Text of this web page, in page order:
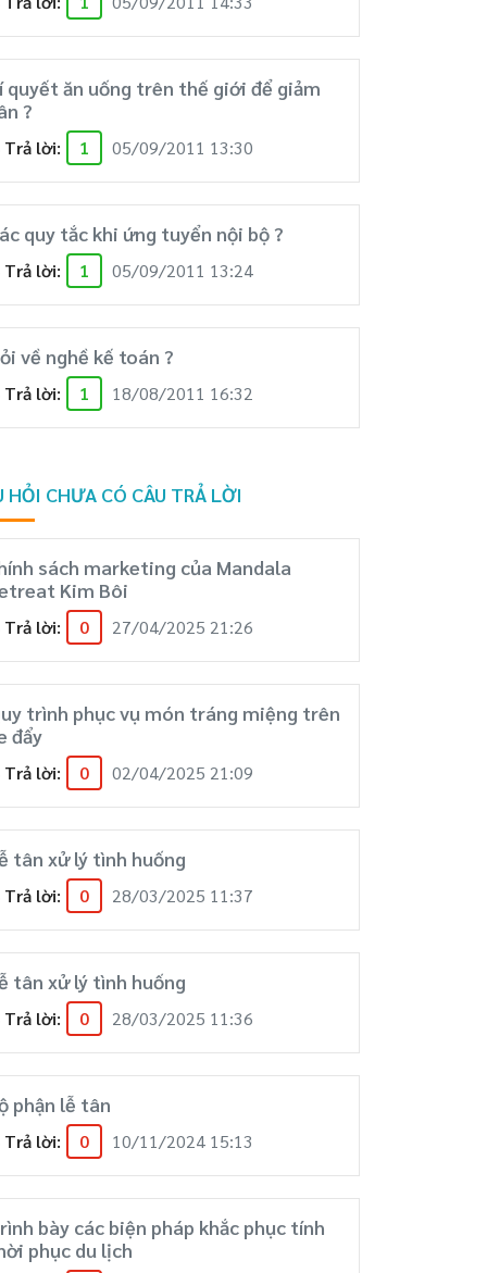
quyết ăn uống trên thế giới để giảm
?
Trả lời: 1 05/09/2011 13:30
quy tắc khi ứng tuyển nội bộ ?
Trả lời: 1 05/09/2011 13:24
về nghề kế toán ?
Trả lời: 1 18/08/2011 16:32
HỎI CHƯA CÓ CÂU TRẢ LỜI
sách marketing của Mandala
Kim Bôi
Trả lời: 0 27/04/2025 21:26
trình phục vụ món tráng miệng trên
đẩy
Trả lời: 0 02/04/2025 21:09
tân xử lý tình huống
Trả lời: 0 28/03/2025 11:37
tân xử lý tình huống
Trả lời: 0 28/03/2025 11:36
phận lễ tân
Trả lời: 0 10/11/2024 15:13
bày các biện pháp khắc phục tính
phục du lịch